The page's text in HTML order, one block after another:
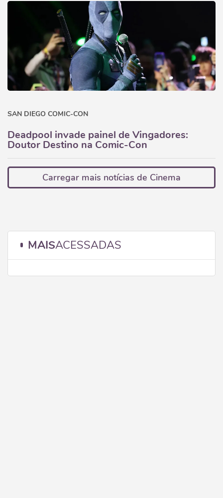
SAN DIEGO COMIC-CON
Deadpool invade painel de Vingadores:
Doutor Destino na Comic-Con
Carregar mais notícias de Cinema
MAISACESSADAS